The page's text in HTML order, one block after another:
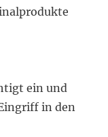
ein und
in den